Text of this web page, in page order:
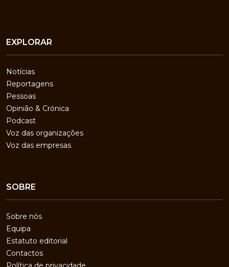
EXPLORAR
Notícias
Reportagens
Pessoas
Opinião & Crónica
Podcast
Voz das organizações
Voz das empresas
SOBRE
Sobre nós
Equipa
Estatuto editorial
Contactos